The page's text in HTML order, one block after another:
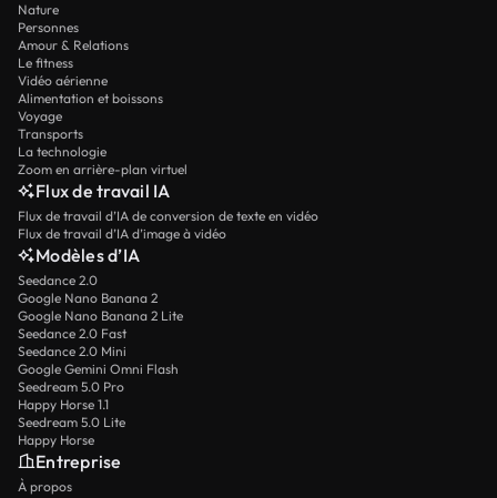
Nature
Personnes
Amour & Relations
Le fitness
Vidéo aérienne
Alimentation et boissons
Voyage
Transports
La technologie
Zoom en arrière-plan virtuel
Flux de travail IA
Flux de travail d’IA de conversion de texte en vidéo
Flux de travail d’IA d’image à vidéo
Modèles d’IA
Seedance 2.0
Google Nano Banana 2
Google Nano Banana 2 Lite
Seedance 2.0 Fast
Seedance 2.0 Mini
Google Gemini Omni Flash
Seedream 5.0 Pro
Happy Horse 1.1
Seedream 5.0 Lite
Happy Horse
Entreprise
À propos